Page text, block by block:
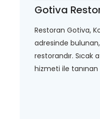
Gotiva
Restoran Gotiva,
adresinde
restorandır.
hizmeti ile